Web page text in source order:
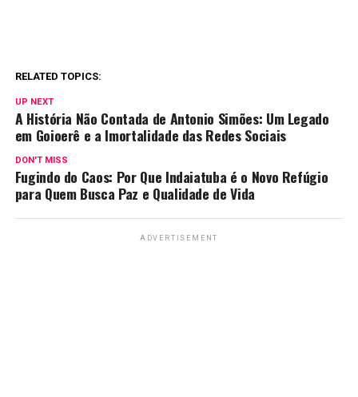
RELATED TOPICS:
UP NEXT
A História Não Contada de Antonio Simões: Um Legado
em Goioerê e a Imortalidade das Redes Sociais
DON'T MISS
Fugindo do Caos: Por Que Indaiatuba é o Novo Refúgio
para Quem Busca Paz e Qualidade de Vida
ADVERTISEMENT